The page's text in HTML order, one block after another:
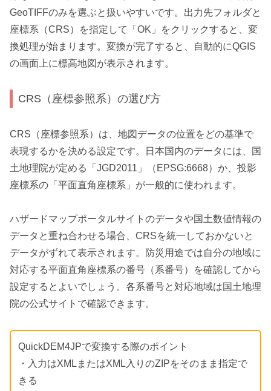
GeoTIFFのみを選ぶと扱いやすいです。出力先フォルダと
座標系（CRS）を指定して「OK」をクリックすると、変
換処理が始まります。変換が完了すると、自動的にQGIS
の画面上に標高地図が表示されます。
CRS（座標参照系）の選び方
CRS（座標参照系）は、地図データの位置をどの基準で
表現するかを決める設定です。日本国内のデータには、国
土地理院が定める「JGD2011」（EPSG:6668）か、投影
座標系の「平面直角座標系」が一般的に使われます。
ハザードマップポータルサイトのデータや国土数値情報の
データと重ね合わせる場合、CRSを統一しておかないと
データがずれて表示されます。防災用途では自分の地域に
対応する平面直角座標系の番号（系番号）を確認してから
設定するとよいでしょう。各系番号と対応地域は国土地理
院の公式サイトで確認できます。
QuickDEM4JPで変換する際のポイント
・入力はXMLまたはXML入りのZIPをそのまま指定で
きる